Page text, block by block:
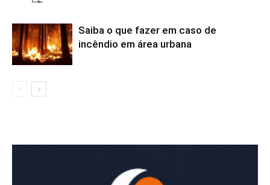
Saiba o que fazer em caso de
incêndio em área urbana